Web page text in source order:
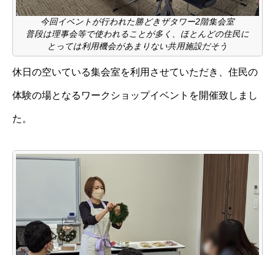
今回イベントが行われた勝どきザタワー2階集会室
普段は理事会等で使われることが多く、ほとんどの住民に
とっては利用機会があまりない共用施設だそう
休日の空いている集会室を利用させていただき、住民の
体験の場となるワークショップイベントを開催致しまし
た。